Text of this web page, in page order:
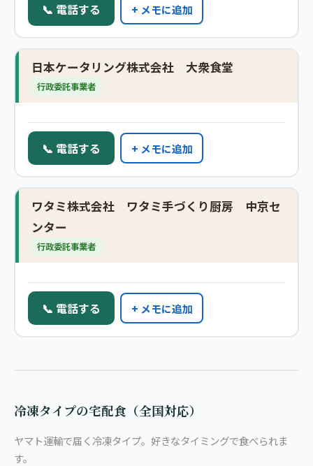
📞 電話する + メモに追加
日本ケータリング株式会社 大衆食堂
行政委託事業者
📞 電話する + メモに追加
ワタミ株式会社 ワタミ手づくり厨房 中京セ
ンター
行政委託事業者
📞 電話する + メモに追加
冷凍タイプの宅配食（全国対応）
ヤマト運輸で届く冷凍タイプ。好きなタイミングで食べられま
す。